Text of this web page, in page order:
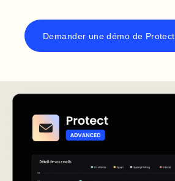
Demander une démo de Protect